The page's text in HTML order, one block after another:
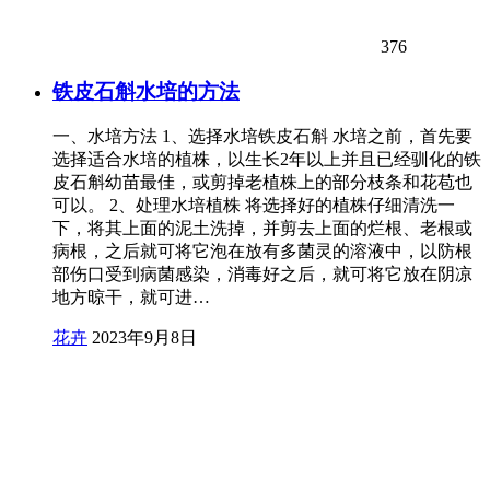
376
铁皮石斛水培的方法
一、水培方法 1、选择水培铁皮石斛 水培之前，首先要
选择适合水培的植株，以生长2年以上并且已经驯化的铁
皮石斛幼苗最佳，或剪掉老植株上的部分枝条和花苞也
可以。 2、处理水培植株 将选择好的植株仔细清洗一
下，将其上面的泥土洗掉，并剪去上面的烂根、老根或
病根，之后就可将它泡在放有多菌灵的溶液中，以防根
部伤口受到病菌感染，消毒好之后，就可将它放在阴凉
地方晾干，就可进…
花卉 2023年9月8日